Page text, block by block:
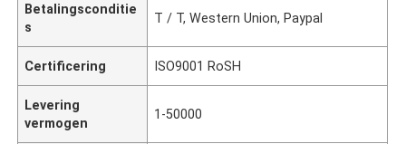
Betalingsconditie
s
T / T, Western Union, Paypal
Certificering ISO9001 RoSH
Levering
vermogen
1-50000